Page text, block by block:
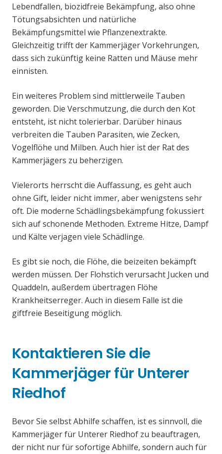
Lebendfallen, biozidfreie Bekämpfung, also ohne
Tötungsabsichten und natürliche
Bekämpfungsmittel wie Pflanzenextrakte.
Gleichzeitig trifft der Kammerjäger Vorkehrungen,
dass sich zukünftig keine Ratten und Mäuse mehr
einnisten.
Ein weiteres Problem sind mittlerweile Tauben
geworden. Die Verschmutzung, die durch den Kot
entsteht, ist nicht tolerierbar. Darüber hinaus
verbreiten die Tauben Parasiten, wie Zecken,
Vogelflöhe und Milben. Auch hier ist der Rat des
Kammerjägers zu beherzigen.
Vielerorts herrscht die Auffassung, es geht auch
ohne Gift, leider nicht immer, aber wenigstens sehr
oft. Die moderne Schädlingsbekämpfung fokussiert
sich auf schonende Methoden. Extreme Hitze, Dampf
und Kälte verjagen viele Schädlinge.
Es gibt sie noch, die Flöhe, die beizeiten bekämpft
werden müssen. Der Flohstich verursacht Jucken und
Quaddeln, außerdem übertragen Flöhe
Krankheitserreger. Auch in diesem Falle ist die
giftfreie Beseitigung möglich.
Kontaktieren Sie die
Kammerjäger für Unterer
Riedhof
Bevor Sie selbst Abhilfe schaffen, ist es sinnvoll, die
Kammerjäger für Unterer Riedhof zu beauftragen,
der nicht nur für sofortige Abhilfe, sondern auch für